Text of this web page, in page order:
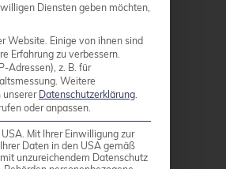
Diensten geben möchten,
Website. Einige von ihnen sind
Erfahrung zu verbessern.
Adressen), z. B. für
Weitere
unserer Datenschutzerklärung
oder anpassen.
Mit Ihrer Einwilligung zur
Daten in den USA gemäß
unzureichendem Datenschutz